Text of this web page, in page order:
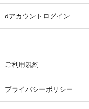
dアカウントログイン
ご利用規約
プライバシーポリシー